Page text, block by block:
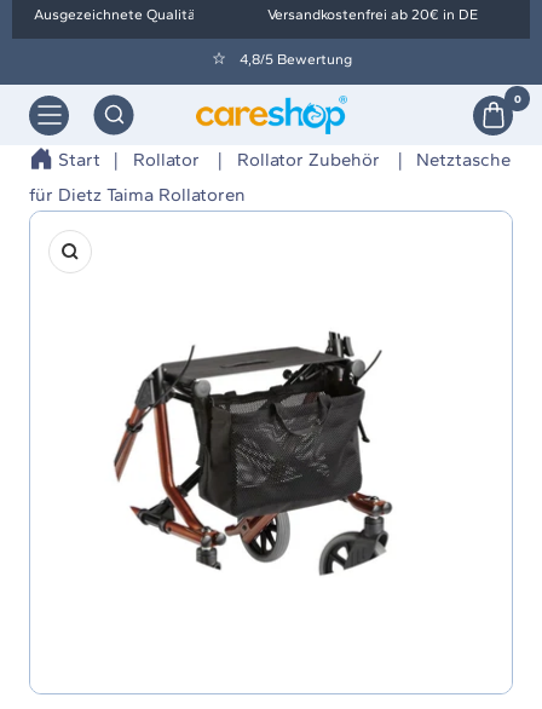
Direkt
zum
Ausgezeichnete Qualität
4,8/5 Bewertung
Versandkostenfrei ab 20€ in DE
Navigation
Orthopädietechnik
-
careshop
0
Start Rollator Rollator Zubehör
Netztasche
für Dietz Taima Rollatoren
Zoom